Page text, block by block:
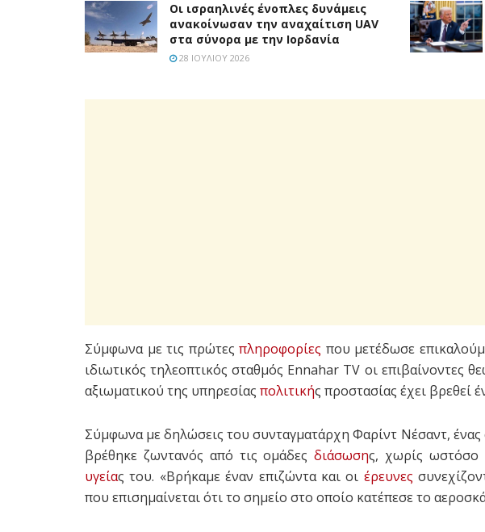
Οι ισραηλινές ένοπλες δυνάμεις
ανακοίνωσαν την αναχαίτιση UAV
στα σύνορα με την Ιορδανία
28 ΙΟΥΛΊΟΥ 2026
Σύμφωνα με τις πρώτεςπληροφορίες που μετέδωσε
ιδιωτικός τηλεοπτικός σταθμός Ennahar TV οι επιβαίνοντες
αξιωματικού της υπηρεσίας πολιτικής προστασίας έχει βρεθεί
Σύμφωνα με δηλώσεις του συνταγματάρχη Φαρίντ Νέσαντ,
βρέθηκε ζωντανός από τις ομάδεςδιάσωσης, χωρίς ωστόσο
υγείας του. «Βρήκαμε έναν επιζώντα και οι έρευνες
που επισημαίνεται ότι το σημείο στο οποίο κατέπεσε το